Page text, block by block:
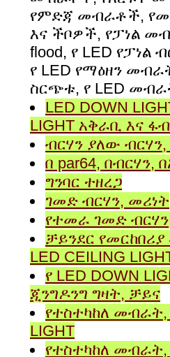
የምድጃ መብራቶች,
እና ችቦዎች, የፓነል
flood, የ LED የፓነል
የ LED የማዕዘን
ስርጭቱ, የ LED
LED DOWN
LIGHT አቅራቢ እና
ብርሃን ያለው ብርሃን,
በ par64, በብርሃን,
ግንባር ​​ተዘረጋ
ገመድ ብርሃን, መሪነት
የተመራ ገመድ
ቻይንደር
LED CEILING
የ LED DOWN
ጂንግዶንግ ግዛት, ቻይና
የተስተካከለ መብራት,
LIGHT
የተስተካከለ መብራት,